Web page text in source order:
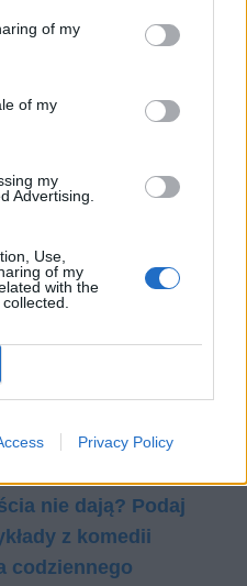
of my
of my
my
Advertising.
Use,
of my
with the
Privacy Policy
by nie poddać się
wyzwolić się spod jego
kłopotliwe, ponieważ
nam zauważyć i
nich coś naprawdę
to, przed czym stara
Każdy człowiek jest
również. Nie da się
w życiu, ale trzeba
by miały jak
nie dają? Podaj
z komedii
codziennego